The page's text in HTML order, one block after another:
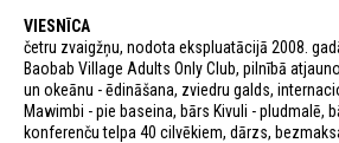
VIESNĪCA
četru zvaigžņu, nodota ekspluatācijā 2008.
Baobab Village Adults Only Club, pilnībā
un okeānu - ēdināšana, zviedru galds,
Mawimbi - pie baseina, bārs Kivuli - pludmalē,
konferenču telpa 40 cilvēkiem, dārzs,